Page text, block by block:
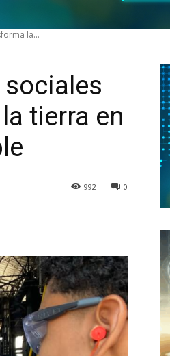
la...
sociales
tierra en
0
992